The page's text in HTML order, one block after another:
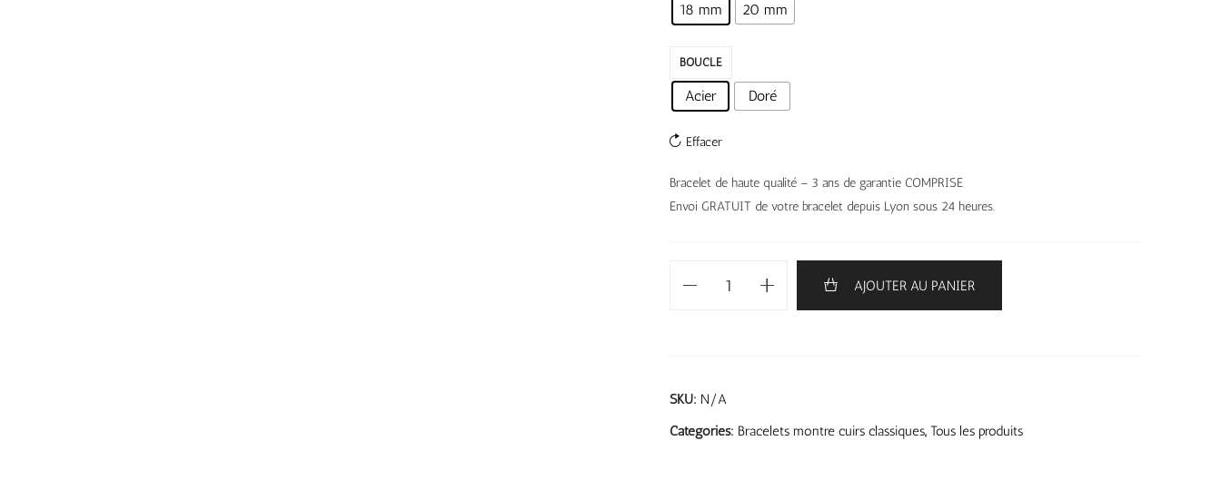
18 mm 20 mm
BOUCLE
Acier Doré
Effacer
Bracelet de haute qualité – 3 ans de garantie COMPRISE
Envoi GRATUIT de votre bracelet depuis Lyon sous 24 heures.
AJOUTER AU PANIER
SKU: N/A
Categories: Bracelets montre cuirs classiques, Tous les produits